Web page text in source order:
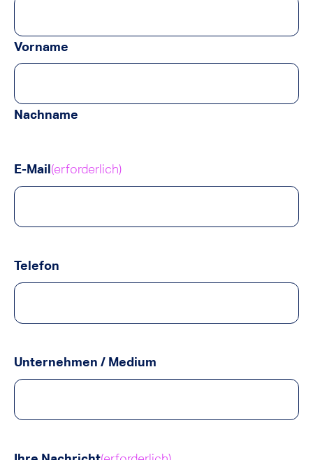
Vorname
Nachname
E-Mail(erforderlich)
Telefon
Unternehmen / Medium